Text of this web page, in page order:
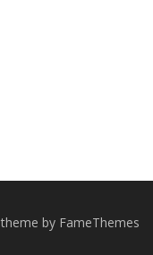
theme by FameThemes